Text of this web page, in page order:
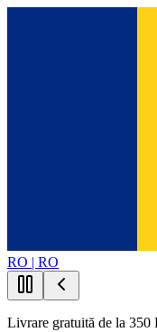
RO | RO
Livrare gratuită de la 350